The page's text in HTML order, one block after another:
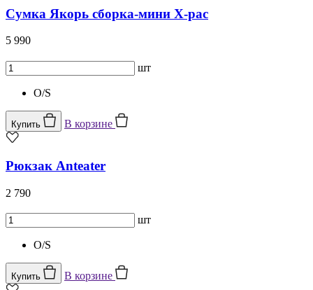
Сумка Якорь сборка-мини X-pac
5 990
шт
O/S
Купить В корзине
Рюкзак Anteater
2 790
шт
O/S
Купить В корзине